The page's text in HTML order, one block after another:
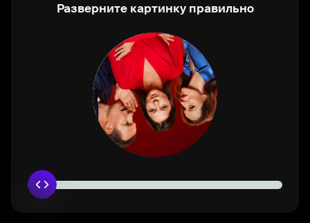
Разверните картинку правильно